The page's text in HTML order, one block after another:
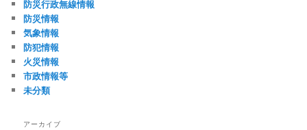
防災行政無線情報
防災情報
気象情報
防犯情報
火災情報
市政情報等
未分類
アーカイブ